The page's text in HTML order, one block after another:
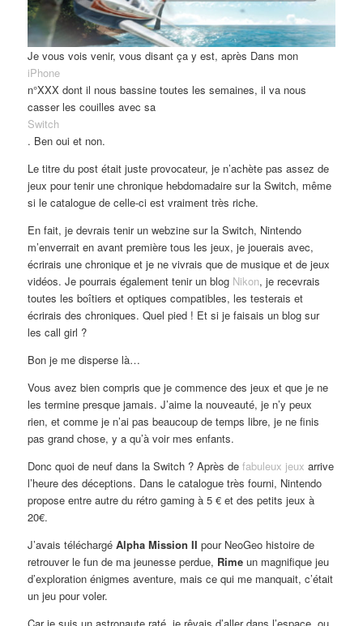
Je vous vois venir, vous disant ça y est, après Dans mon
iPhone
n°XXX dont il nous bassine toutes les semaines, il va nous
casser les couilles avec sa
Switch
. Ben oui et non.
Le titre du post était juste provocateur, je n’achète pas assez de
jeux pour tenir une chronique hebdomadaire sur la Switch, même
si le catalogue de celle-ci est vraiment très riche.
En fait, je devrais tenir un webzine sur la Switch, Nintendo
m’enverrait en avant première tous les jeux, je jouerais avec,
écrirais une chronique et je ne vivrais que de musique et de jeux
vidéos. Je pourrais également tenir un blog Nikon, je recevrais
toutes les boîtiers et optiques compatibles, les testerais et
écrirais des chroniques. Quel pied ! Et si je faisais un blog sur
les call girl ?
Bon je me disperse là…
Vous avez bien compris que je commence des jeux et que je ne
les termine presque jamais. J’aime la nouveauté, je n’y peux
rien, et comme je n’ai pas beaucoup de temps libre, je ne finis
pas grand chose, y a qu’à voir mes enfants.
Donc quoi de neuf dans la Switch ? Après defabuleux jeux arrive
l’heure des déceptions. Dans le catalogue très fourni, Nintendo
propose entre autre du rétro gaming à 5 € et des petits jeux à
20€.
J’avais téléchargéAlpha Mission II pour NeoGeo histoire de
retrouver le fun de ma jeunesse perdue, Rime un magnifique jeu
d’exploration énigmes aventure, mais ce qui me manquait, c’était
un jeu pour voler.